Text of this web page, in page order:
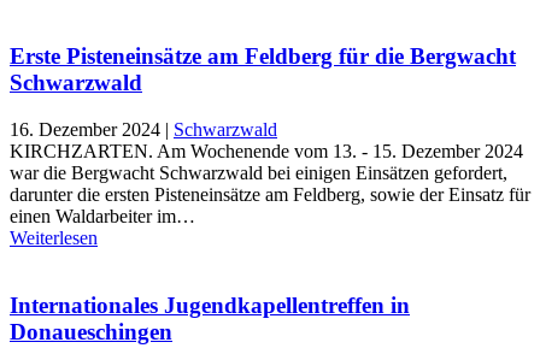
Erste Pisteneinsätze am Feldberg für die Bergwacht
Schwarzwald
16. Dezember 2024 | Schwarzwald
KIRCHZARTEN. Am Wochenende vom 13. - 15. Dezember 2024
war die Bergwacht Schwarzwald bei einigen Einsätzen gefordert,
darunter die ersten Pisteneinsätze am Feldberg, sowie der Einsatz für
einen Waldarbeiter im…
Weiterlesen
Internationales Jugendkapellentreffen in
Donaueschingen